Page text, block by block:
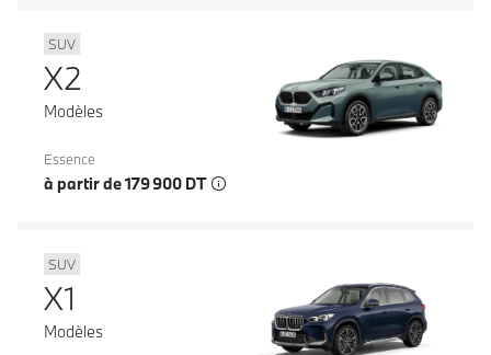
SUV
X2
Modèles
Essence
à partir de 179 900 DT
SUV
X1
Modèles